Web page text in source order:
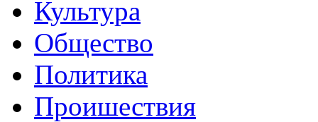
Культура
Общество
Политика
Проишествия